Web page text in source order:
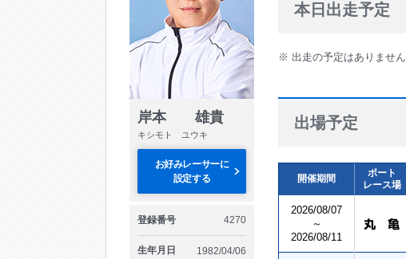
岸本 雄貴
キシモト ユウキ
お好みレーサーに
設定する
登録番号 4270
生年月日 1982/04/06
本日出走予定
※ 出走の予定はありません
出場予定
開催期間
ボート
レース場
2026/08/07
～
2026/08/11